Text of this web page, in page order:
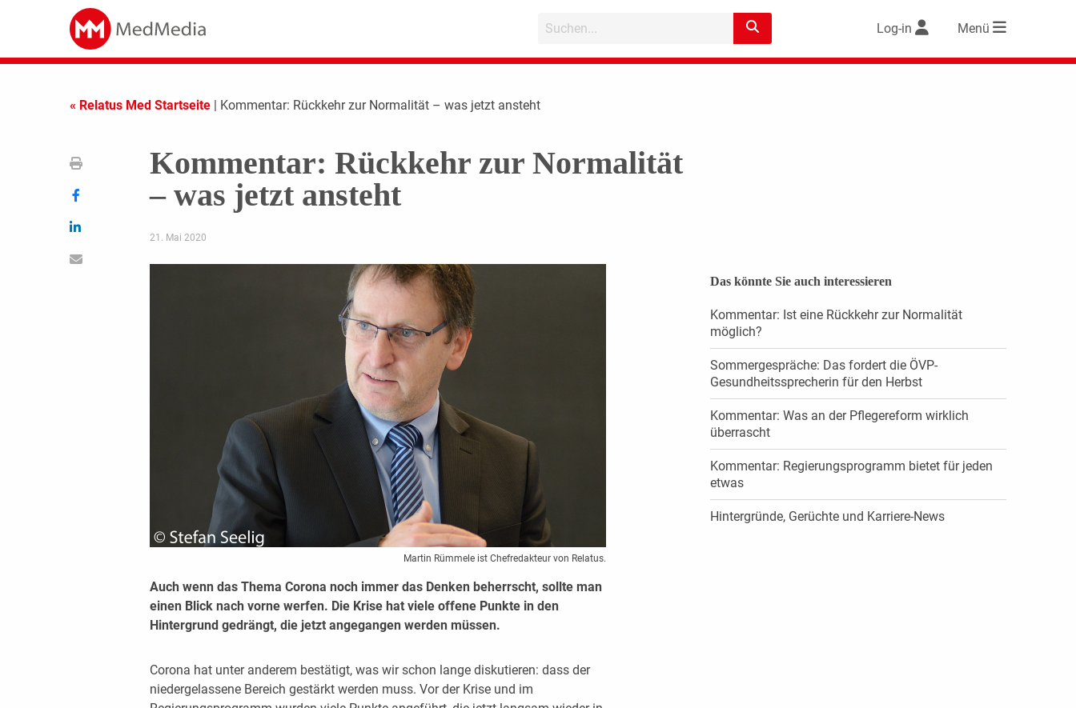
Log-in Menü
« Relatus Med Startseite | Kommentar: Rückkehr zur Normalität – was jetzt ansteht
Kommentar: Rückkehr zur Normalität
– was jetzt ansteht
21. Mai 2020
Martin Rümmele ist Chefredakteur von Relatus.
Auch wenn das Thema Corona noch immer das Denken beherrscht, sollte man
einen Blick nach vorne werfen. Die Krise hat viele offene Punkte in den
Hintergrund gedrängt, die jetzt angegangen werden müssen.
Corona hat unter anderem bestätigt, was wir schon lange diskutieren: dass der
niedergelassene Bereich gestärkt werden muss. Vor der Krise und im
Das könnte Sie auch interessieren
Kommentar: Ist eine Rückkehr zur Normalität
möglich?
Sommergespräche: Das fordert die ÖVP-
Gesundheitssprecherin für den Herbst
Kommentar: Was an der Pflegereform wirklich
überrascht
Kommentar: Regierungsprogramm bietet für jeden
etwas
Hintergründe, Gerüchte und Karriere-News